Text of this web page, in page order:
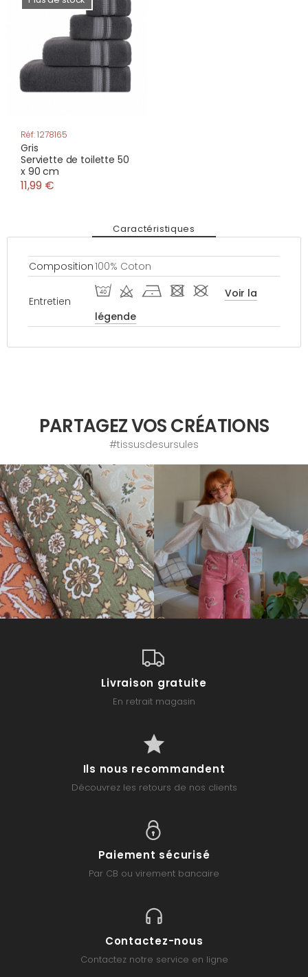
Réf: 1278165
Gris
Serviette de toilette 50
x 90 cm
11,99 €
Caractéristiques
Composition100% Coton
Entretien
I d h - #
Voir la
légende
PARTAGEZ VOS CRÉATIONS
#tissusdesursules
Livraison gratuite
En retrait magasin
Ils nous recommandent
Découvrez les retours de nos clients
Paiement sécurisé
Par CB ou virement bancaire
Contactez-nous
Contactez notre service en ligne